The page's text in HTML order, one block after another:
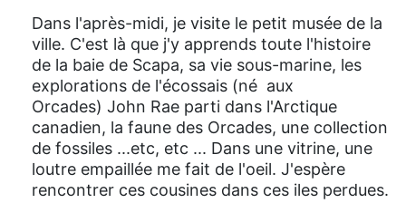
Dans l'après-midi, je visite le petit musée de la
ville. C'est là que j'y apprends toute l'histoire
de la baie de Scapa, sa vie sous-marine, les
explorations de l'écossais (né aux
Orcades) John Rae parti dans l'Arctique
canadien, la faune des Orcades, une collection
de fossiles ...etc, etc ... Dans une vitrine, une
loutre empaillée me fait de l'oeil. J'espère
rencontrer ces cousines dans ces iles perdues.